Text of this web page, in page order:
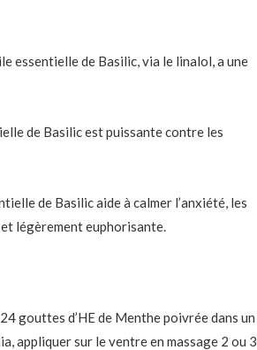
essentielle de Basilic, via le linalol, a une
de Basilic est puissante contre les
de Basilic aide à calmer l’anxiété, les
légèrement euphorisante.
gouttes d’HE de Menthe poivrée dans un
appliquer sur le ventre en massage 2 ou 3